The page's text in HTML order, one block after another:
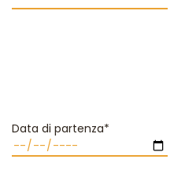
Data di partenza*